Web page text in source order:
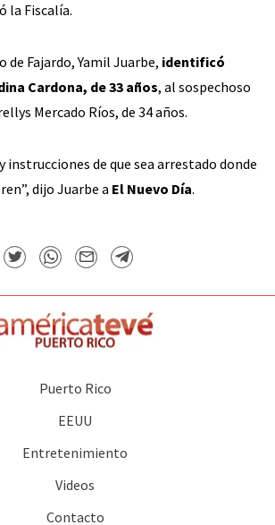
la Fiscalía.
Fajardo, Yamil Juarbe, identificó
Cardona, de 33 años, al sospechoso
Mercado Ríos, de 34 años.
instrucciones de que sea arrestado donde
dijo Juarbe a El Nuevo Día.
Puerto Rico
EEUU
Entretenimiento
Videos
Contacto